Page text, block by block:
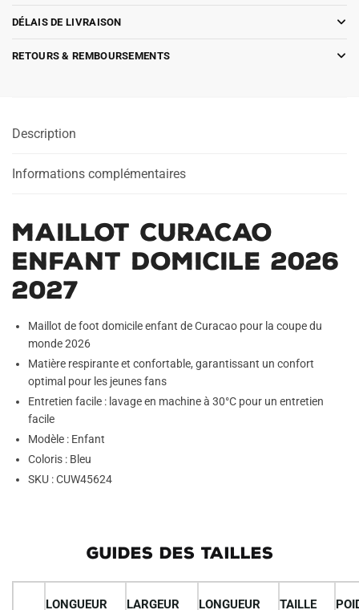
DÉLAIS DE LIVRAISON
RETOURS & REMBOURSEMENTS
Description
Informations complémentaires
Maillot Curacao
Enfant Domicile 2026
2027
Maillot de foot domicile enfant de Curacao pour la coupe du
monde 2026
Matière respirante et confortable, garantissant un confort
optimal pour les jeunes fans
Entretien facile : lavage en machine à 30°C pour un entretien
facile
Modèle : Enfant
Coloris : Bleu
SKU : CUW45624
GUIDES DES TAILLES
LONGUEUR LARGEUR LONGUEUR TAILLE